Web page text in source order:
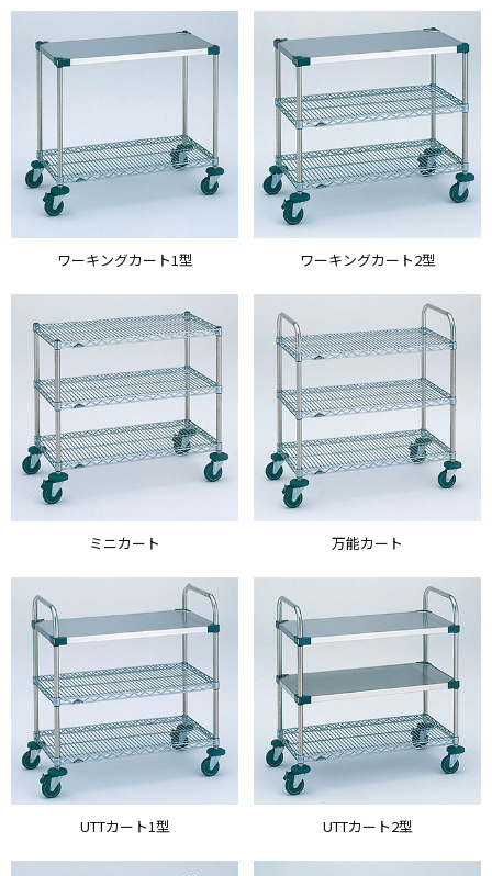
ワーキングカート1型 ワーキングカート2型
ミニカート 万能カート
UTTカート1型 UTTカート2型